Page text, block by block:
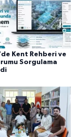
Kent Rehberi ve
Sorgulama